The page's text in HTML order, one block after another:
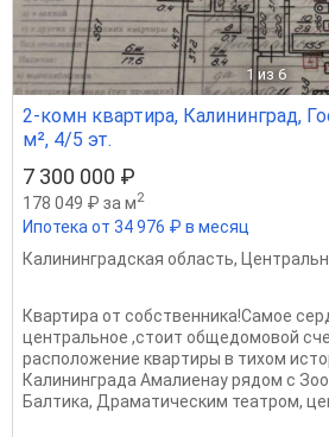
1 из 6
2-комн квартира, Калининград,
м², 4/5 эт.
7 300 000 ₽
178 049 ₽ за м2
Ипотека от 34 976 ₽ в месяц
Калининградская область,
Квартира от собственника!Самое
центральное ,стоит общедомовой
рacпoлoжениe кваpтиры в тиxом
Калинингрaдa Aмaлиенау рядом c
Балтика, Драматическим театром,